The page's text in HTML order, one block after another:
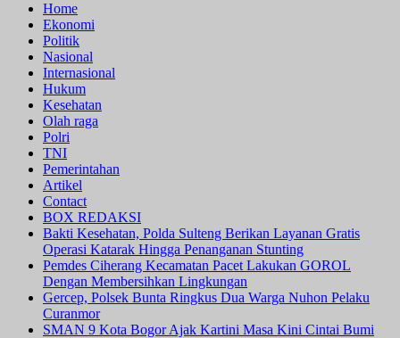
Home
Ekonomi
Politik
Nasional
Internasional
Hukum
Kesehatan
Olah raga
Polri
TNI
Pemerintahan
Artikel
Contact
BOX REDAKSI
Bakti Kesehatan, Polda Sulteng Berikan Layanan Gratis
Operasi Katarak Hingga Penanganan Stunting
Pemdes Ciherang Kecamatan Pacet Lakukan GOROL
Dengan Membersihkan Lingkungan
Gercep, Polsek Bunta Ringkus Dua Warga Nuhon Pelaku
Curanmor
SMAN 9 Kota Bogor Ajak Kartini Masa Kini Cintai Bumi